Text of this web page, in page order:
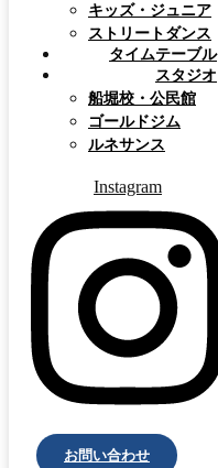
キッズ・ジュニア
ストリートダンス
タイムテーブル
スタジオ
船堀校・公民館
ゴールドジム
ルネサンス
Instagram
お問い合わせ